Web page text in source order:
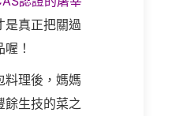
是真正把關過
！
料理後，媽媽
餘生技的菜之